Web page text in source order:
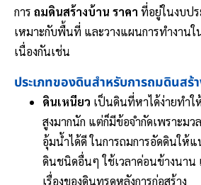
การ ถมดินสร้างบ้าน ราคา ที่อยู่ในงบป
เหมาะกับพื้นที่ และวางแผนการทำงาน
เนื่องกันเช่น
ประเภทของดินสำหรับการถมดินสร้
ดินเหนียว เป็นดินที่หาได้ง่ายทำใ
สูงมากนัก แต่ก็มีข้อจำกัดเพราะมว
อุ้มน้ำได้ดี ในการถมการอัดดินให้แ
ดินชนิดอื่นๆ ใช้เวลาค่อนข้างนาน
เรื่องของดินทรุดหลังการก่อสร้าง